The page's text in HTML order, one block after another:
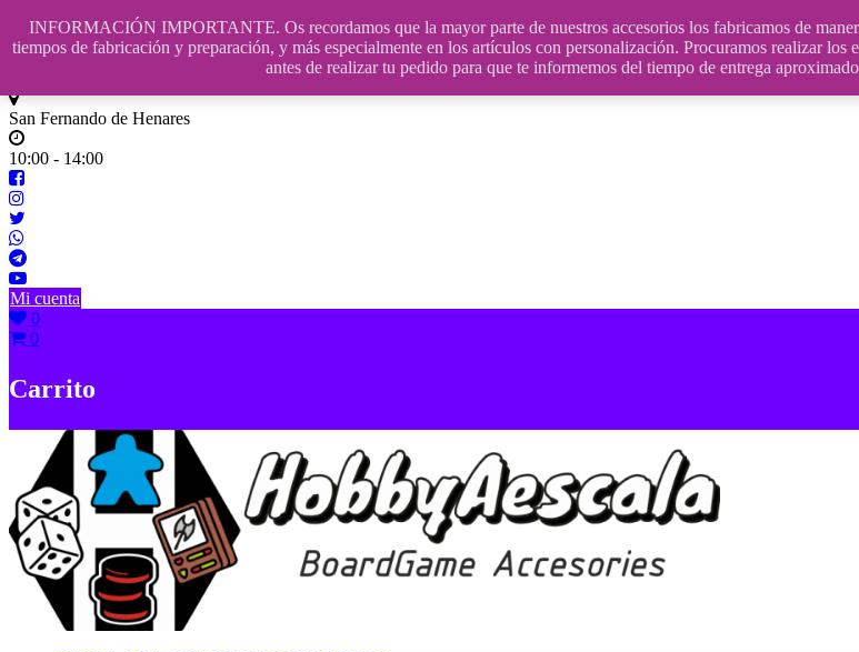
INFORMACIÓN IMPORTANTE. Os recordamos que la mayor parte de nuestros accesorios los fabricamos de
tiempos de fabricación y preparación, y más especialmente en los artículos con personalización. Procuramos realizar
antes de realizar tu pedido para que te informemos del tiempo de entrega
Saltar
contenido
609241475 SOLO DE 10:00 a 14:00
San Fernando de Henares
10:00 - 14:00
Mi cuenta
0
0
Carrito